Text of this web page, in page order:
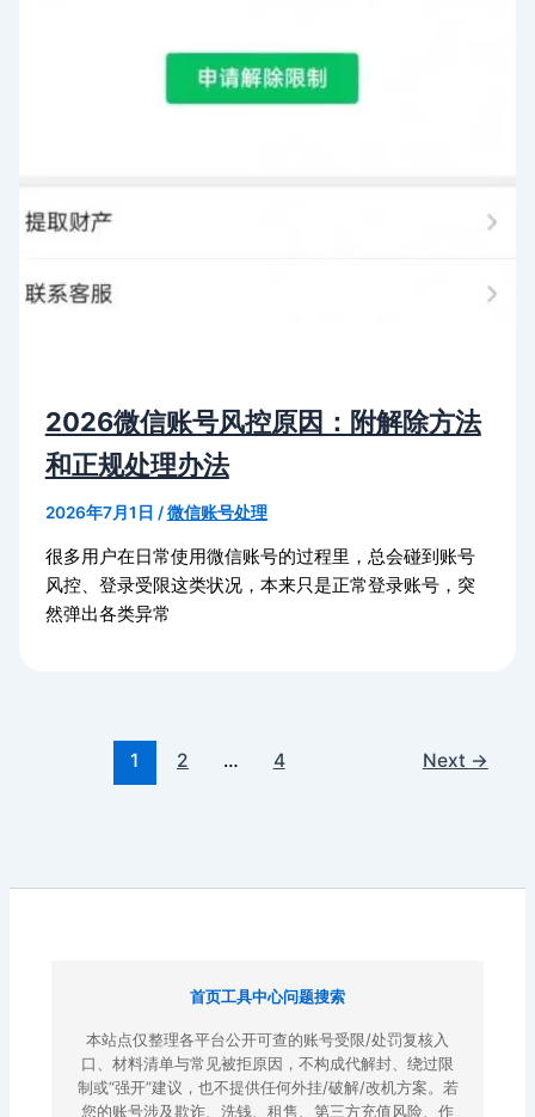
2026微信账号风控原因：附解除方法
和正规处理办法
2026年7月1日 /微信账号处理
很多用户在日常使用微信账号的过程里，总会碰到账号
风控、登录受限这类状况，本来只是正常登录账号，突
然弹出各类异常
1 2 … 4 Next →
首页工具中心问题搜索
本站点仅整理各平台公开可查的账号受限/处罚复核入
口、材料清单与常见被拒原因，不构成代解封、绕过限
制或“强开”建议，也不提供任何外挂/破解/改机方案。若
您的账号涉及欺诈、洗钱、租售、第三方充值风险、作